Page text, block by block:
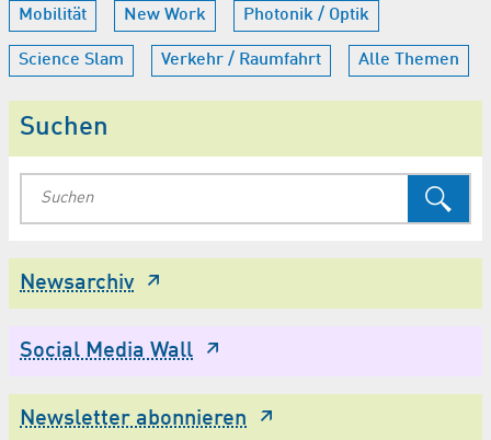
Mobilität New Work Photonik / Optik
Science Slam Verkehr / Raumfahrt Alle Themen
Suchen
Newsarchiv
Social Media Wall
Newsletter abonnieren